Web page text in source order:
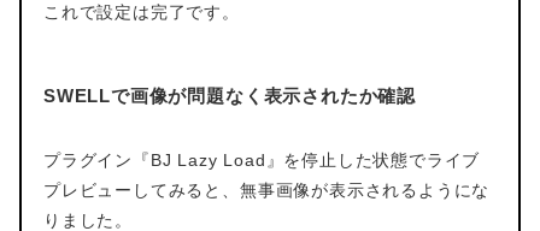
これで設定は完了です。
SWELLで画像が問題なく表示されたか確認
プラグイン『BJ Lazy Load』を停止した状態でライブ
プレビューしてみると、無事画像が表示されるようにな
りました。